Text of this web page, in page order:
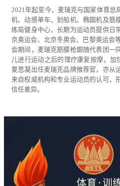
2021年起至今，麦瑞克与国家体育
机、动感单车、划船机、椭圆机及筋
练局健身中心，长期为运动员提供日
京奥运会、北京冬奥会、巴黎奥运会
会期间，麦瑞克筋膜枪跟随代表团一
儿进行运动之后的理疗康复按摩，
夏思凝出任麦瑞克品牌推荐官，亦从
来自权威机构和专业运动员的认可，
信任差异。